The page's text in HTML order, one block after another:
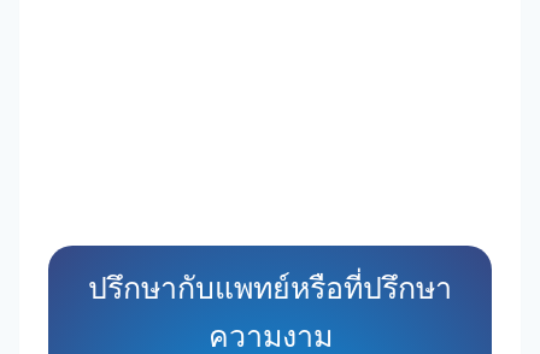
ปรึกษากับแพทย์หรือที่ปรึกษา
ความงาม